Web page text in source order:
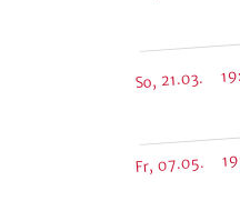
So, 21.03.
Fr, 07.05.